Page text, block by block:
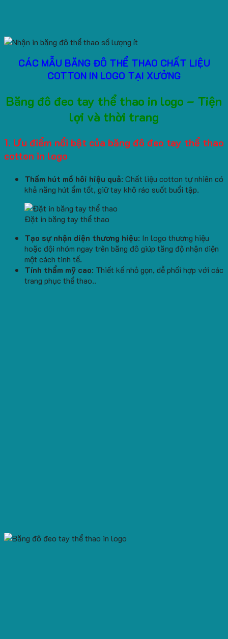
CÁC MẪU BĂNG ĐÔ THỂ THAO CHẤT LIỆU
COTTON IN LOGO TẠI XƯỞNG
Băng đô đeo tay thể thao in logo – Tiện
lợi và thời trang
1. Ưu điểm nổi bật của băng đô đeo tay thể thao
cotton in logo
Thấm hút mồ hôi hiệu quả: Chất liệu cotton tự nhiên có
khả năng hút ẩm tốt, giữ tay khô ráo suốt buổi tập.
Đặt in băng tay thể thao
Tạo sự nhận diện thương hiệu: In logo thương hiệu
hoặc đội nhóm ngay trên băng đô giúp tăng độ nhận diện
một cách tinh tế.
Tính thẩm mỹ cao: Thiết kế nhỏ gọn, dễ phối hợp với các
trang phục thể thao..